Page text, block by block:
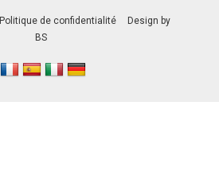
Politique de confidentialité
Design by
BS